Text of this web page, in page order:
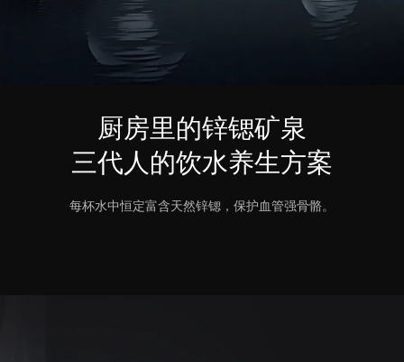
厨房里的锌锶矿泉
三代人的饮水养生方案
每杯水中恒定富含天然锌锶，保护血管强骨骼。